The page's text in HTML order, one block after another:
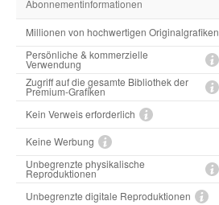
Abonnementinformationen
Millionen von hochwertigen Originalgrafiken
Persönliche & kommerzielle
Verwendung
Zugriff auf die gesamte Bibliothek der
Premium-Grafiken
Kein Verweis erforderlich
Keine Werbung
Unbegrenzte physikalische
Reproduktionen
Unbegrenzte digitale Reproduktionen